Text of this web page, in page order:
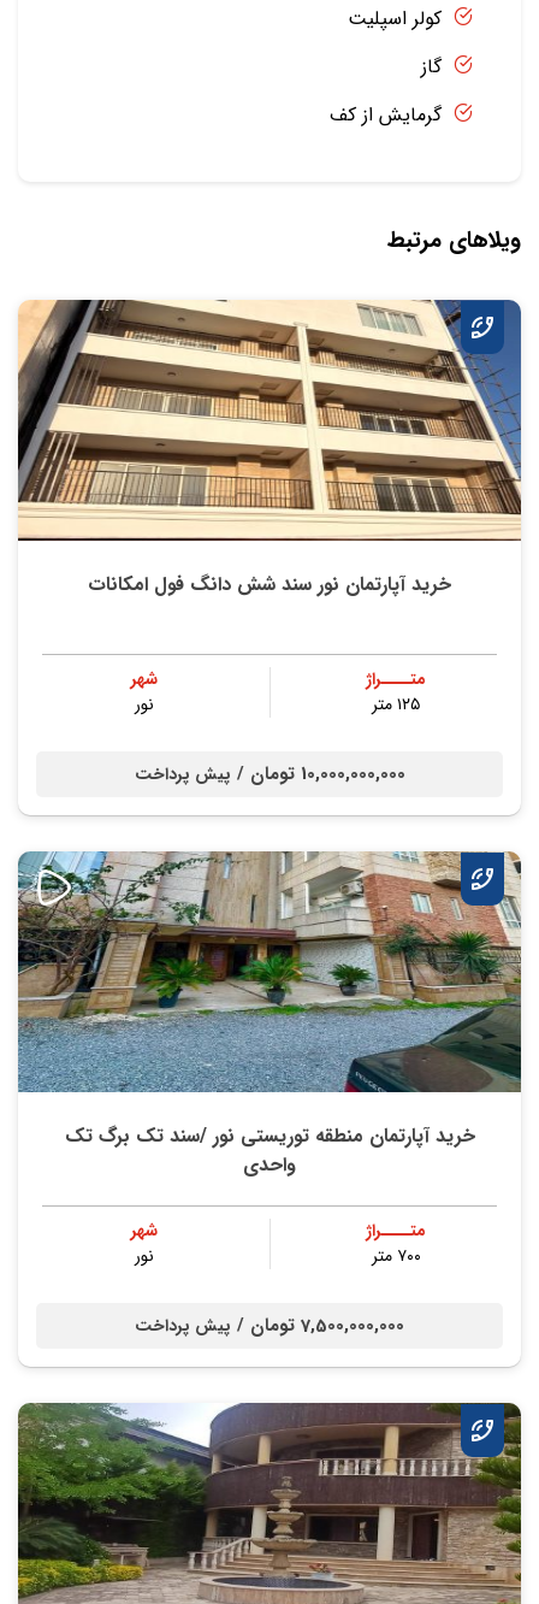
کولر اسپلیت
گاز
گرمایش از کف
ویلاهای مرتبط
خرید آپارتمان نور سند شش دانگ فول امکانات
متــــراژ
۱۲۵ متر
شهر
نور
10,000,000,000 تومان / پیش پرداخت
خرید آپارتمان منطقه توریستی نور /سند تک برگ تک
واحدی
متــــراژ
۷۰۰ متر
شهر
نور
7,500,000,000 تومان / پیش پرداخت